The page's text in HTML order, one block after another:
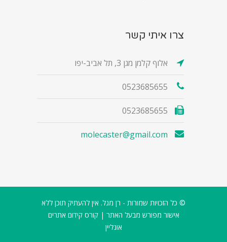
צרו איתי קשר
אלוף קלמן מגן 3, תל אביב-יפו
0523685655
0523685655
molecaster@gmail.com
© כל הזכויות שמורות - רן מגל. אין להעתיק תוכן ללא
אישור מפורש מבעל האתר |קורס קידום אתרים
אונליין